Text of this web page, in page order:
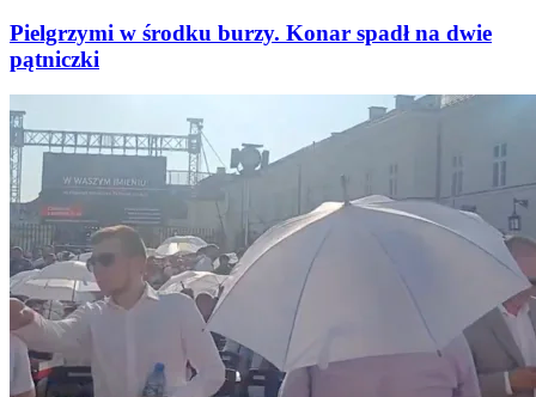
Pielgrzymi w środku burzy. Konar spadł na dwie
pątniczki